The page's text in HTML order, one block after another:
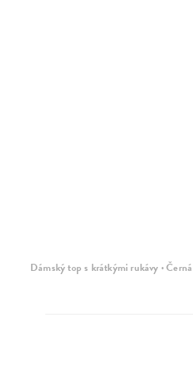
Dámský top s krátkými rukávy · Černá